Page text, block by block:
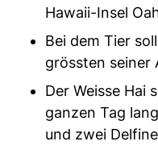
Hawaii-Insel
Bei dem Tier
grössten seiner
Der Weisse Hai
ganzen Tag
und zwei